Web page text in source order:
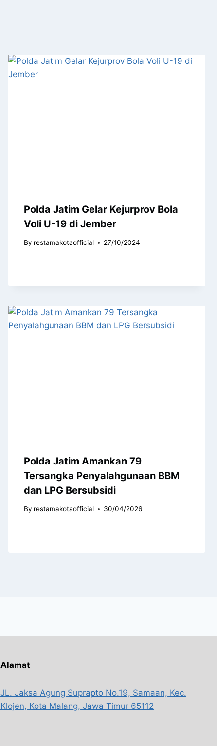
Polda Jatim Gelar Kejurprov Bola
Voli U-19 di Jember
By restamakotaofficial 27/10/2024
Polda Jatim Amankan 79
Tersangka Penyalahgunaan BBM
dan LPG Bersubsidi
By restamakotaofficial 30/04/2026
Alamat
JL. Jaksa Agung Suprapto No.19, Samaan, Kec.
Klojen, Kota Malang, Jawa Timur 65112